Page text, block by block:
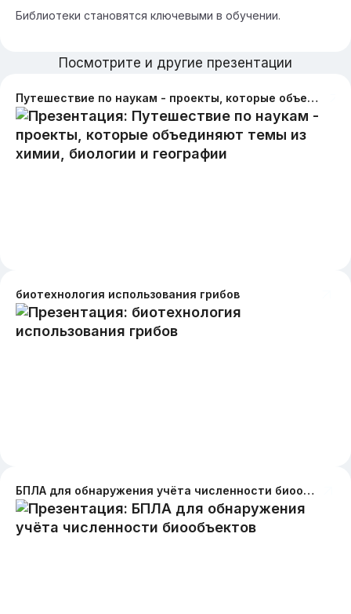
Библиотеки становятся ключевыми в обучении.
Посмотрите и другие презентации
Путешествие по наукам - проекты, которые объединяют темы из химии, биологии и географии
биотехнология использования грибов
БПЛА для обнаружения учёта численности биообъектов